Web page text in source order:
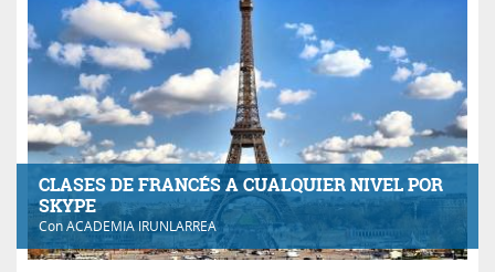
CLASES DE FRANCÉS A CUALQUIER NIVEL POR
SKYPE
ConACADEMIA IRUNLARREA